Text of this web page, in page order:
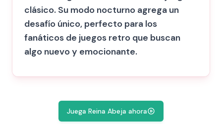
clásico. Su modo nocturno agrega un
desafío único, perfecto para los
fanáticos de juegos retro que buscan
algo nuevo y emocionante.
Juega Reina Abeja ahora